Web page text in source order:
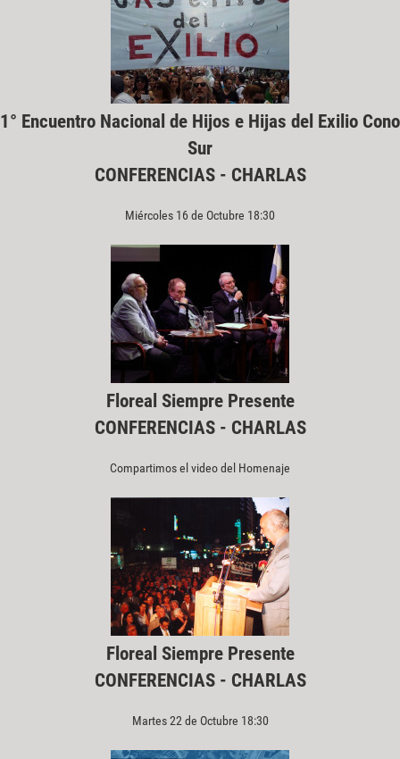
1° Encuentro Nacional de Hijos e Hijas del Exilio Cono
Sur
CONFERENCIAS - CHARLAS
Miércoles 16 de Octubre 18:30
Floreal Siempre Presente
CONFERENCIAS - CHARLAS
Compartimos el video del Homenaje
Floreal Siempre Presente
CONFERENCIAS - CHARLAS
Martes 22 de Octubre 18:30